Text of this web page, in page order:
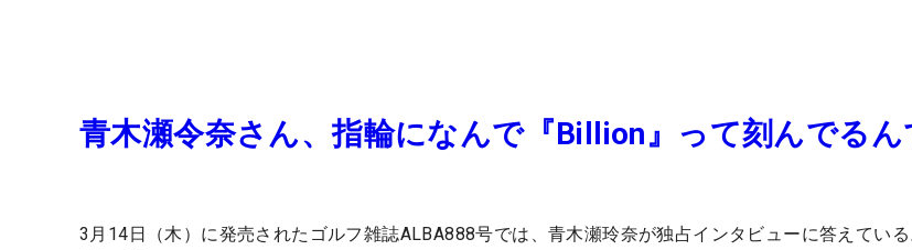
青木瀬令奈さん、指輪になんで『Billion』って刻んでるん
3月14日（木）に発売されたゴルフ雑誌ALBA888号では、青木瀬玲奈が独占インタビューに答えてい